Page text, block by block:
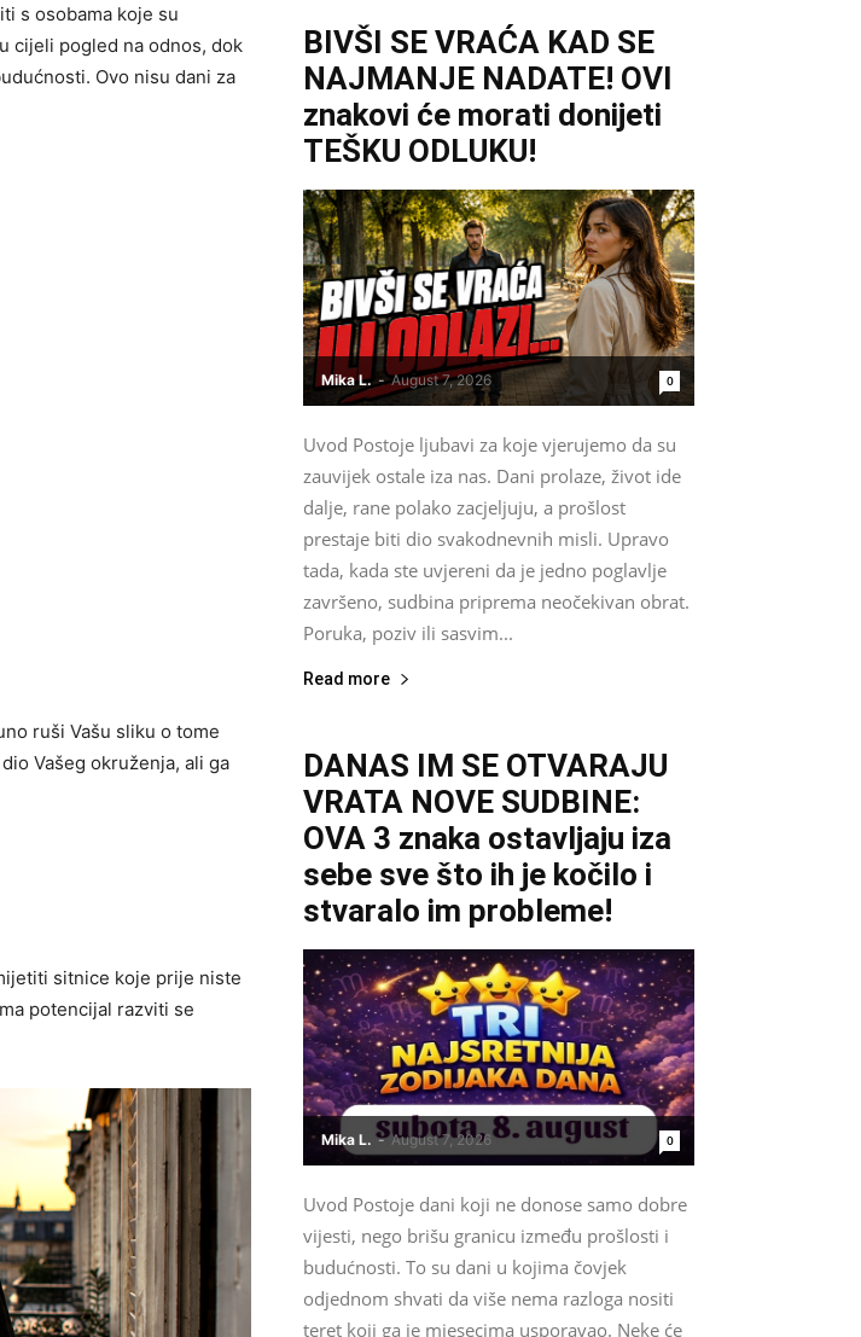
s osobama koje su
cijeli pogled na odnos, dok
Ovo nisu dani za
ruši Vašu sliku o tome
Vašeg okruženja, ali ga
sitnice koje prije niste
potencijal razviti se
BIVŠI SE VRAĆA KAD SE
NAJMANJE NADATE! OVI
znakovi će morati donijeti
TEŠKU ODLUKU!
Mika L. - August 7, 2026 0
Uvod Postoje ljubavi za koje vjerujemo da su
zauvijek ostale iza nas. Dani prolaze, život ide
dalje, rane polako zacjeljuju, a prošlost
prestaje biti dio svakodnevnih misli. Upravo
tada, kada ste uvjereni da je jedno poglavlje
završeno, sudbina priprema neočekivan obrat.
Poruka, poziv ili sasvim...
Read more
DANAS IM SE OTVARAJU
VRATA NOVE SUDBINE:
OVA 3 znaka ostavljaju iza
sebe sve što ih je kočilo i
stvaralo im probleme!
Mika L. - August 7, 2026 0
Uvod Postoje dani koji ne donose samo dobre
vijesti, nego brišu granicu između prošlosti i
budućnosti. To su dani u kojima čovjek
odjednom shvati da više nema razloga nositi
teret koji ga je mjesecima usporavao. Neke će